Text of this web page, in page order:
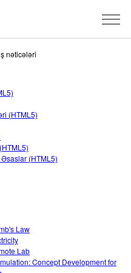
nəticələri
(HTML5)
(HTML5)
Law
Lab
Concept Development for